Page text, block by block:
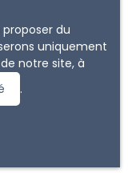
du
uniquement
notre site, à
.